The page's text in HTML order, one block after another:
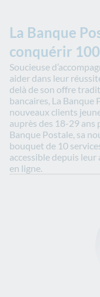
La Banque
conquérir
Soucieuse
aider dans leur
delà de son offre
bancaires, La Banque
nouveaux clients
auprès des 18-29 ans
Banque Postale, sa
bouquet de 10
accessible depuis
en ligne.